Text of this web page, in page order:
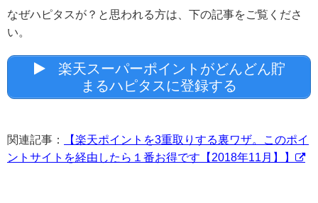
なぜハピタスが？と思われる方は、下の記事をご覧くださ
い。
楽天スーパーポイントがどんどん貯
まるハピタスに登録する
関連記事：
【楽天ポイントを3重取りする裏ワザ。このポイ
ントサイトを経由したら１番お得です【2018年11月】】